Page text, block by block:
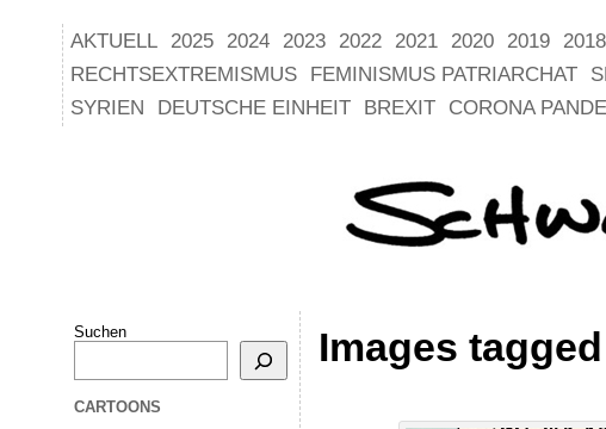
AKTUELL 2025 2024 2023 2022 2021 2020 2019 2018
RECHTSEXTREMISMUS
FEMINISMUS PATRIARCHAT
SYRIEN
DEUTSCHE EINHEIT BREXIT CORONA
Suchen
CARTOONS
Images